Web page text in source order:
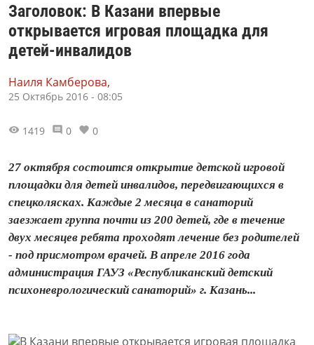
Заголовок: В Казани впервые
открывается игровая площадка для
детей-инвалидов
Наиля Камберова,
25 Октябрь 2016 - 08:05
1419 0 0
27 октября состоится открытие детской игровой
площадки для детей инвалидов, передвигающихся в
спецколясках. Каждые 2 месяца в санаторий
заезжает группа почти из 200 детей, где в течение
двух месяцев ребята проходят лечение без родителей
- под присмотром врачей. В апреле 2016 года
администрация ГАУЗ «Республиканский детский
психоневрологический санаторий» г. Казань...